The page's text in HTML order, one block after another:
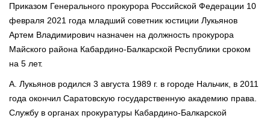
Приказом Генерального прокурора Российской Федерации 10
февраля 2021 года младший советник юстиции Лукьянов
Артем Владимирович назначен на должность прокурора
Майского района Кабардино-Балкарской Республики сроком
на 5 лет.
А. Лукьянов родился 3 августа 1989 г. в городе Нальчик, в 2011
года окончил Саратовскую государственную академию права.
Службу в органах прокуратуры Кабардино-Балкарской